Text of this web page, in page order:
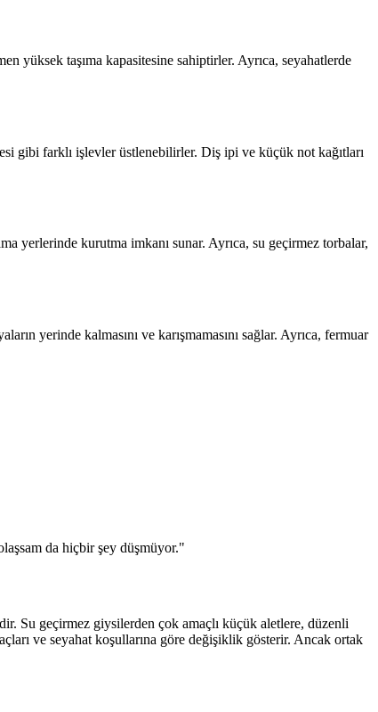
yüksek taşıma kapasitesine sahiptirler. Ayrıca, seyahatlerde
gibi farklı işlevler üstlenebilirler. Diş ipi ve küçük not kağıtları
yerlerinde kurutma imkanı sunar. Ayrıca, su geçirmez torbalar,
yerinde kalmasını ve karışmamasını sağlar. Ayrıca, fermuar
da hiçbir şey düşmüyor."
Su geçirmez giysilerden çok amaçlı küçük aletlere, düzenli
ve seyahat koşullarına göre değişiklik gösterir. Ancak ortak